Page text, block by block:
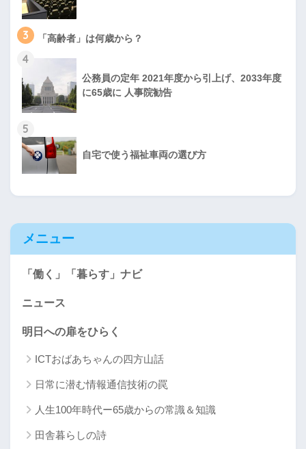
3 「高齢者」は何歳から？
4
公務員の定年 2021年度から引上げ、2033年度
に65歳に 人事院勧告
5
自宅で使う福祉車両の選び方
メニュー
「働く」「暮らす」ナビ
ニュース
明日への扉をひらく
ICTおばあちゃんの四方山話
日常に潜む情報通信技術の罠
人生100年時代ー65歳からの常識＆知識
田舎暮らしの詩